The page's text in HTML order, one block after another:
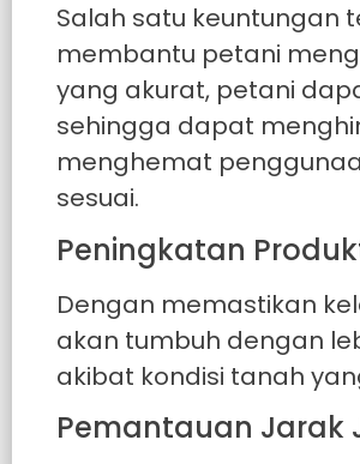
Salah satu
membantu petani
yang akurat, petani
sehingga dapat
menghemat
sesuai.
Peningkatan
Dengan memastikan
akan tumbuh dengan
akibat kondisi tanah
Pemantauan Jarak